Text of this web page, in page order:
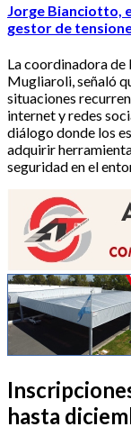
Jorge Bianciotto,
gestor de
La coordinadora
Mugliaroli, señaló
situaciones
internet y redes
diálogo donde los
adquirir
seguridad en el
hasta